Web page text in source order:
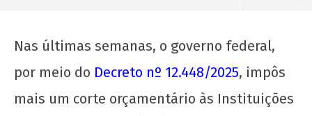
Nas últimas semanas, o governo federal,
por meio do Decreto nº 12.448/2025, impôs
mais um corte orçamentário às Instituições